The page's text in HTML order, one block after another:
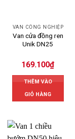
VAN CÔNG NGHIỆP
Van cửa đồng ren
Unik DN25
169.100₫
THÊM VÀO
GIỎ HÀNG